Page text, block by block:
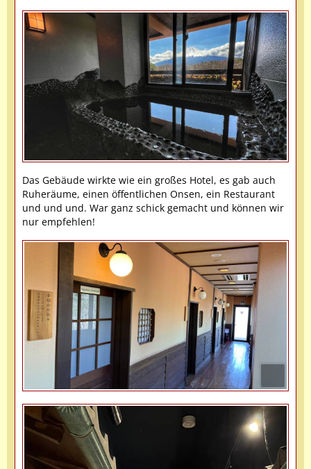
Das Gebäude wirkte wie ein großes Hotel, es gab auch
Ruheräume, einen öffentlichen Onsen, ein Restaurant
und und und. War ganz schick gemacht und können wir
nur empfehlen!